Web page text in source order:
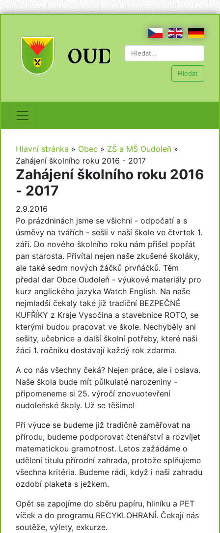
Hledat
Hlavní stránka » Obec » ZŠ a MŠ Oudoleň »
Zahájení školního roku 2016 - 2017
Zahájení školního roku 2016
- 2017
2.9.2016
Po prázdninách jsme se všichni - odpočatí a s
úsměvy na tvářích - sešli v naší škole ve čtvrtek 1.
září. Do nového školního roku nám přišel popřát
pan starosta. Přivítal nejen naše zkušené školáky,
ale také sedm nových žáčků prvňáčků. Těm
předal dar Obce Oudoleň - výukové materiály pro
kurz anglického jazyka Watch English. Na naše
nejmladší čekaly také již tradiční BEZPEČNÉ
KUFŘÍKY z Kraje Vysočina a stavebnice ROTO, se
kterými budou pracovat ve škole. Nechyběly ani
sešity, učebnice a další školní potřeby, které naši
žáci 1. ročníku dostávají každý rok zdarma.
A co nás všechny čeká? Nejen práce, ale i oslava.
Naše škola bude mít půlkulaté narozeniny -
připomeneme si 25. výročí znovuotevření
oudoleňské školy. Už se těšíme!
Při výuce se budeme již tradičně zaměřovat na
přírodu, budeme podporovat čtenářství a rozvíjet
matematickou gramotnost. Letos zažádáme o
udělení titulu přírodní zahrada, protože splňujeme
všechna kritéria. Budeme rádi, když i naši zahradu
ozdobí plaketa s ježkem.
Opět se zapojíme do sběru papíru, hliníku a PET
víček a do programu RECYKLOHRANÍ. Čekají nás
soutěže, výlety, exkurze.